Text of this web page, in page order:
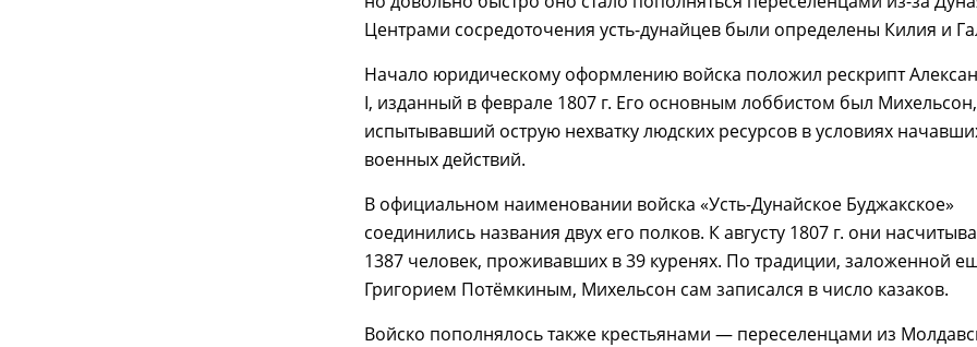
Центрами сосредоточения усть-дунайцев были определены Килия и
Начало юридическому оформлению войска положил рескрипт
I, изданный в феврале 1807 г. Его основным лоббистом был Михельсон,
испытывавший острую нехватку людских ресурсов в условиях
военных действий.
В официальном наименовании войска «Усть-Дунайское Буджакское»
соединились названия двух его полков. К августу 1807 г. они
1387 человек, проживавших в 39 куренях. По традиции, заложенной
Григорием Потёмкиным, Михельсон сам записался в число казаков.
Войско пополнялось также крестьянами — переселенцами из